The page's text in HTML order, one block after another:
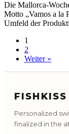
Die Mallorca-
Motto „Vamos a la
Umfeld der
1
2
Weiter »
FISHKISS
Personalized
finalized in the